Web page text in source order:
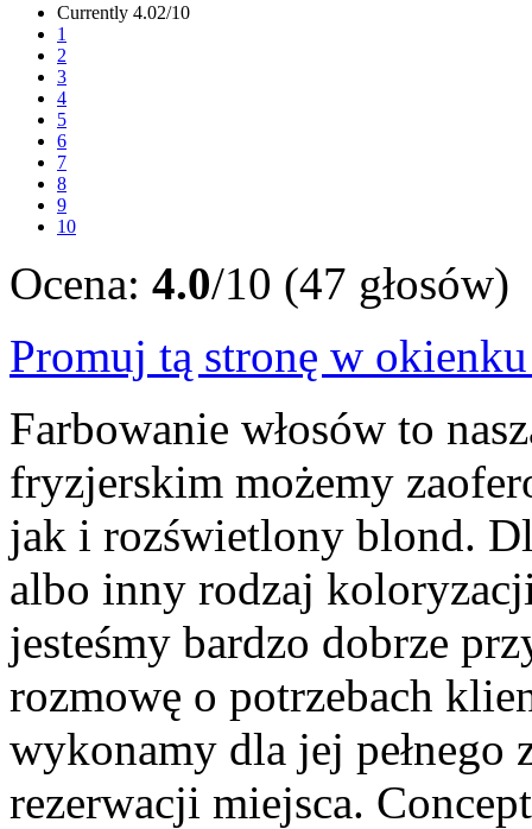
Currently 4.02/10
1
2
3
4
5
6
7
8
9
10
Ocena: 4.0/10 (47 głosów)
Promuj tą stronę w
Farbowanie włosów to
fryzjerskim możemy
jak i rozświetlony blond.
albo inny rodzaj
jesteśmy bardzo dobrze
rozmowę o potrzebach
wykonamy dla jej pełnego
rezerwacji miejsca.